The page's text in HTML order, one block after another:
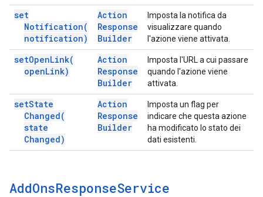
set
Notification(
notification)
Action
Response
Builder
Imposta la notifica da
visualizzare quando
l'azione viene attivata.
setOpenLink(
openLink)
Action
Response
Builder
Imposta l'URL a cui passare
quando l'azione viene
attivata.
setState
Changed(
state
Changed)
Action
Response
Builder
Imposta un flag per
indicare che questa azione
ha modificato lo stato dei
dati esistenti.
AddOnsResponseService